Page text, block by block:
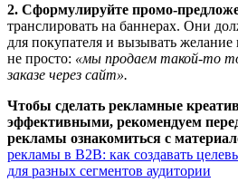
2. Сформулируйте промо-
транслировать на баннерах. Они
для покупателя и вызывать
не просто: «мы продаем такой-то
заказе через сайт».
Чтобы сделать рекламные
эффективными, рекомендуем
рекламы ознакомиться с
рекламы в B2B: как создавать
для разных сегментов аудитории